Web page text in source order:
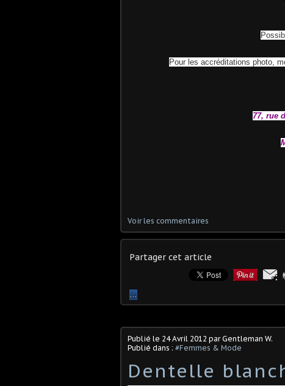
Pour les accréditations photo,
77, rue
Voir les commentaires
Partager cet article
…
Publié le 24 Avril 2012 par Gentleman W.
Publié dans : #Femmes & Mode
Dentelle